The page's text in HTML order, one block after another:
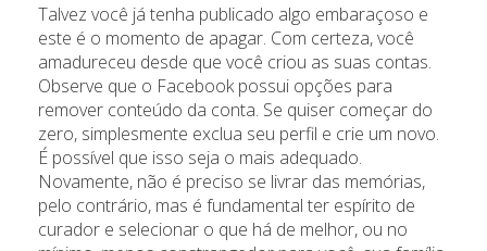
Talvez você já tenha publicado algo embaraçoso e
este é o momento de apagar. Com certeza, você
amadureceu desde que você criou as suas contas.
Observe que o Facebook possui opções para
remover conteúdo da conta. Se quiser começar do
zero, simplesmente exclua seu perfil e crie um novo.
É possível que isso seja o mais adequado.
Novamente, não é preciso se livrar das memórias,
pelo contrário, mas é fundamental ter espírito de
curador e selecionar o que há de melhor, ou no